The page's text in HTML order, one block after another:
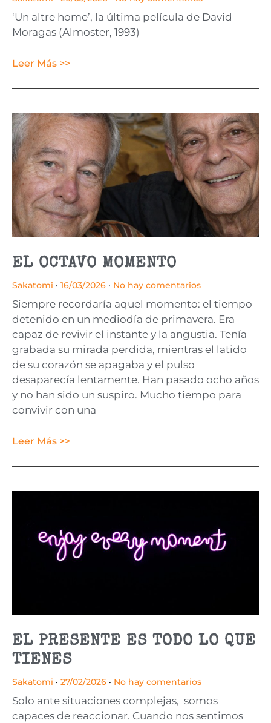
‘Un altre home’, la última película de David
Moragas (Almoster, 1993)
Leer Más >>
EL OCTAVO MOMENTO
Sakatomi 16/03/2026 No hay comentarios
Siempre recordaría aquel momento: el tiempo
detenido en un mediodía de primavera. Era
capaz de revivir el instante y la angustia. Tenía
grabada su mirada perdida, mientras el latido
de su corazón se apagaba y el pulso
desaparecía lentamente. Han pasado ocho años
y no han sido un suspiro. Mucho tiempo para
convivir con una
Leer Más >>
EL PRESENTE ES TODO LO QUE
TIENES
Sakatomi 27/02/2026 No hay comentarios
Solo ante situaciones complejas, somos
capaces de reaccionar. Cuando nos sentimos